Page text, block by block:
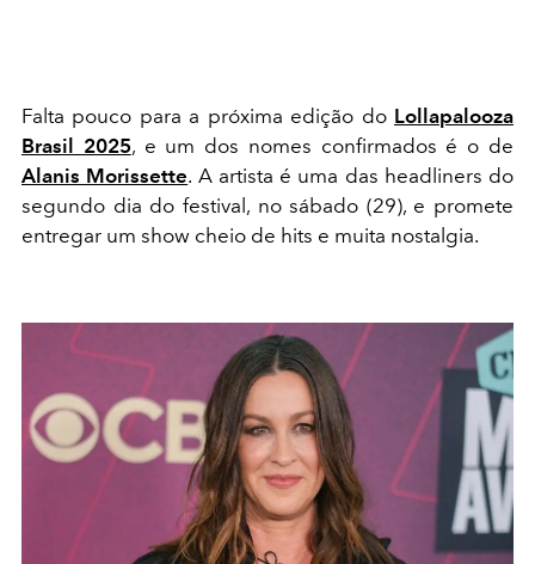
Falta pouco para a próxima edição do Lollapalooza
Brasil 2025, e um dos nomes confirmados é o de
Alanis Morissette. A artista é uma das headliners do
segundo dia do festival, no sábado (29), e promete
entregar um show cheio de hits e muita nostalgia.